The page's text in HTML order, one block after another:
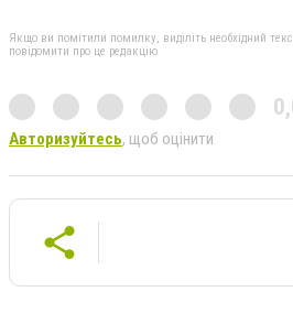
Якщо ви помітили помилку, виділіть необхідний
повідомити про це редакцію
Авторизуйтесь, щоб оцінити